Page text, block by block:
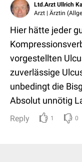
Ltd.Arzt Ullrich
Arzt | Ärztin
Hier hätte jeder
vorgestellten
zuverlässige
unbedingt die
Absolut unnötig
Reply 1 0